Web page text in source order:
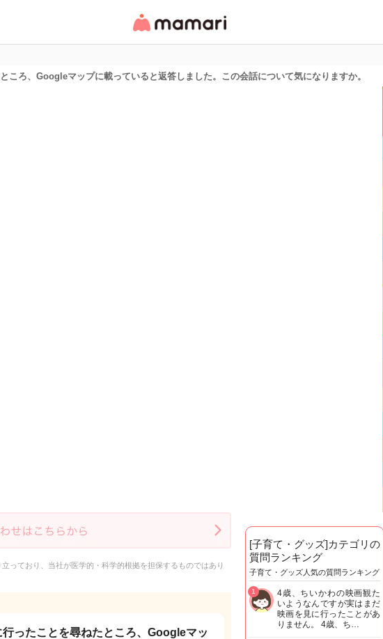
リ・情報サイト
ころ、Googleマップに載っていると返答しました。この会話について気になりますか。
っており、当社が医学的・科学的根拠を担保するものではあり
ったことを尋ねたところ、Googleマッ
[子育て・グッズ]カテゴリの
質問ランキング
子育て・グッズ人気の質問ランキング
4歳、ちいかわの映画観た
いようなんですが実はまだ
映画を見に行ったことがあ
りません。 4歳、ち…
1